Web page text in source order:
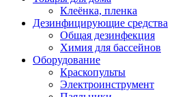
Клеёнка, пленка
Дезинфицирующие средства
Общая дезинфекция
Химия для бассейнов
Оборудование
Краскопульты
Электроинструмент